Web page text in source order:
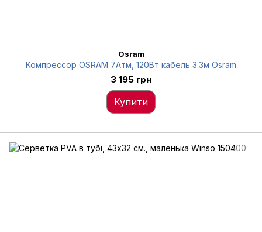
Osram
Компрессор OSRAM 7Атм, 120Вт кабель 3.3м Osram
3 195 грн
Купити